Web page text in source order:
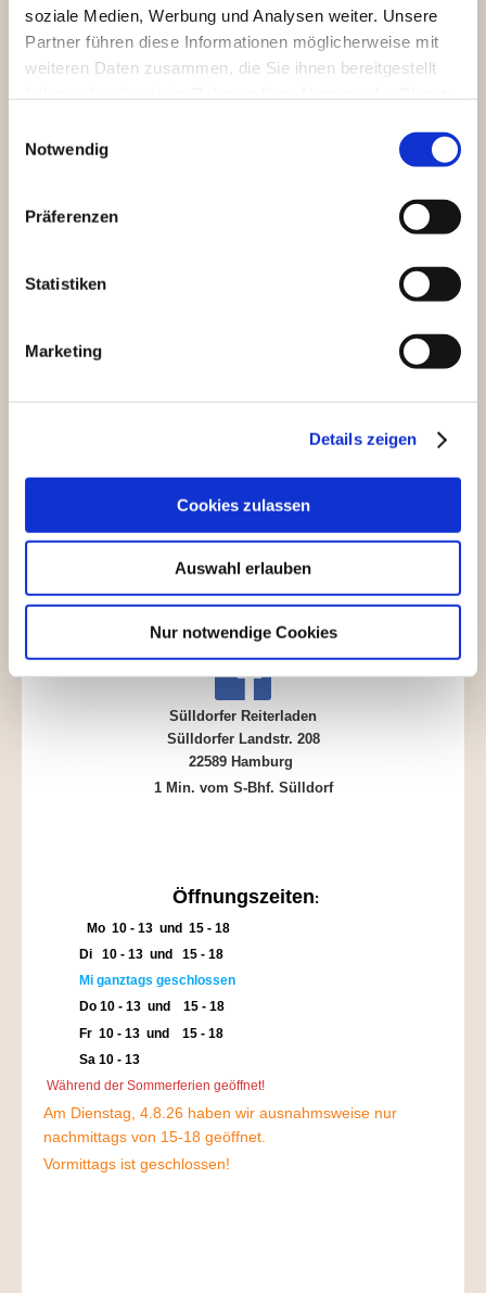
soziale Medien, Werbung und Analysen weiter. Unsere
Partner führen diese Informationen möglicherweise mit
weiteren Daten zusammen, die Sie ihnen bereitgestellt
Notwendig
Präferenzen
Statistiken
Marketing
Details zeigen
Cookies zulassen
Auswahl erlauben
Nur notwendige Cookies
Jorge Canaves, Celebration Trekking, schwarz, 17,5 "
Sitz, 32 Kammer € 250,-
Alle angebotenen Sättel sind Kommissionssättel. Wir weisen
darauf hin, dass die Kammerweiten durch evtl. nachträgliche
Die Sättel können jederzeit zur Probe mitgenommen werden.
Dafür erbitten wir den kompletten Kaufpreis als Kaution bar zu
Wir versenden die Sättel gegen Vorauskasse und ohne
Deutschlands. Ins Ausland entsprechend mehr.
FolgenSie uns auf Facebook
Sülldorfer Reiterladen
Sülldorfer Landstr. 208
22589 Hamburg
1 Min. vom S-Bhf. Sülldorf
Öffnungszeiten:
Mo 10 - 13 und 15 - 18
Di 10 - 13 und 15 - 18
Mi ganztags geschlossen
Do 10 - 13 und 15 - 18
Fr 10 - 13 und 15 - 18
Sa 10 - 13
Während der Sommerferien geöffnet!
Am Dienstag, 4.8.26 haben wir ausnahmsweise nur
nachmittags von 15-18 geöffnet.
Vormittags ist geschlossen!